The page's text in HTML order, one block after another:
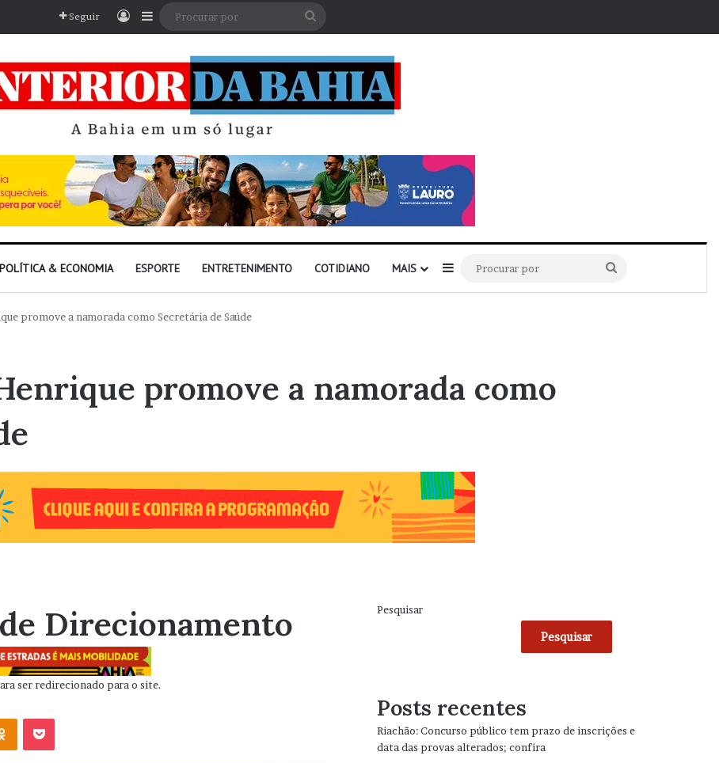
Seguir EntrarBarra Lateral
POLÍTICA & ECONOMIA ESPORTE ENTRETENIMENTO COTIDIANO MAIS Barra Lateral
por
promove a namorada como Secretária de Saúde
promove a namorada como
Direcionamento
ser redirecionado para o site.
OK
Pesquisar
Pesquisar
Posts recentes
Riachão: Concurso público tem prazo de inscrições e
data das provas alterados; confira